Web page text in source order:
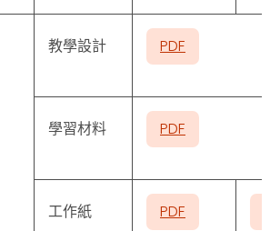
教學設計 PDF
學習材料 PDF
工作紙 PDF